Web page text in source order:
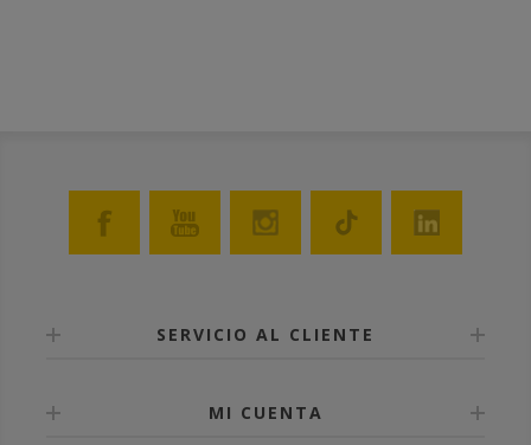
SERVICIO AL CLIENTE
MI CUENTA